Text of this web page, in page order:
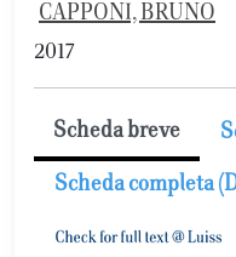
CAPPONI, BRUNO
2017
Scheda breve
Scheda completa